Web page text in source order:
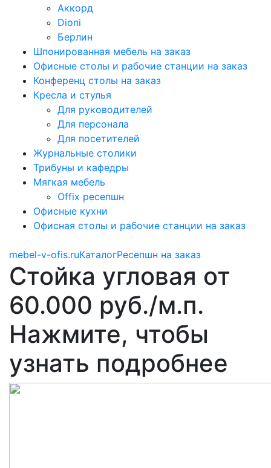
Аккорд
Dioni
Берлин
Шпонированная мебель на заказ
Офисные столы и рабочие станции на заказ
Конференц столы на заказ
Кресла и стулья
Для руководителей
Для персонала
Для посетителей
Журнальные столики
Трибуны и кафедры
Мягкая мебель
Offix ресепшн
Офисные кухни
Офисная столы и рабочие станции на заказ
mebel-v-ofis.ruКаталогРесепшн на заказ
Стойка угловая от
60.000 руб./м.п.
Нажмите, чтобы
узнать подробнее